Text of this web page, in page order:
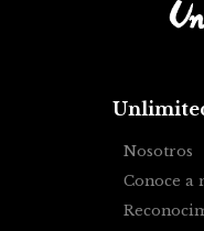
Nosotros
Conoce a